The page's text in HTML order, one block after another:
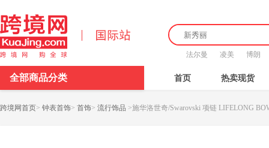
法尔曼 凌美 博朗
全部商品分类 首页 热卖现货
跨境网首页> 钟表首饰> 首饰> 流行饰品 >施华洛世奇/Swarovski 项链 LIFELONG